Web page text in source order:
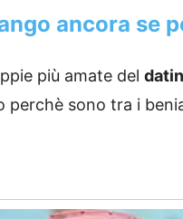
ancora se
più amate del
perchè sono tra i